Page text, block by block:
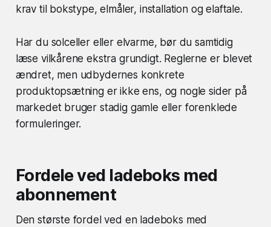
krav til bokstype, elmåler, installation og elaftale.
Har du solceller eller elvarme, bør du samtidig
læse vilkårene ekstra grundigt. Reglerne er blevet
ændret, men udbydernes konkrete
produktopsætning er ikke ens, og nogle sider på
markedet bruger stadig gamle eller forenklede
formuleringer.
Fordele ved ladeboks med
abonnement
Den største fordel ved en ladeboks med